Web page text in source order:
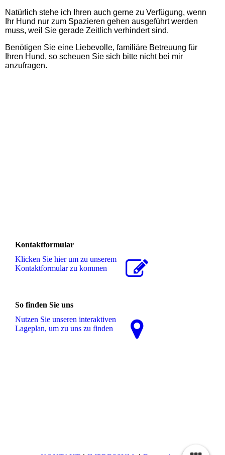
Natürlich stehe ich Ihren auch gerne zu Verfügung, wenn
Ihr Hund nur zum Spazieren gehen ausgeführt werden
muss, weil Sie gerade Zeitlich verhindert sind.
Benötigen Sie eine Liebevolle, familiäre Betreuung für
Ihren Hund, so scheuen Sie sich bitte nicht bei mir
anzufragen.
Kontaktformular
Klicken Sie hier um zu unserem
Kon­takt­for­mu­lar zu kommen
So finden Sie uns
Nutzen Sie unseren interaktiven
La­ge­plan, um zu uns zu finden